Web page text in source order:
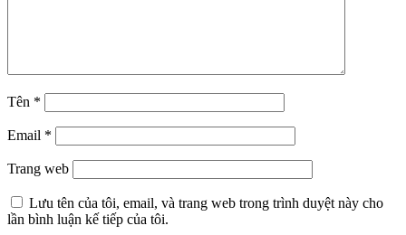
Tên *
Email *
Trang web
Lưu tên của tôi, email, và trang web trong trình duyệt này cho
lần bình luận kế tiếp của tôi.